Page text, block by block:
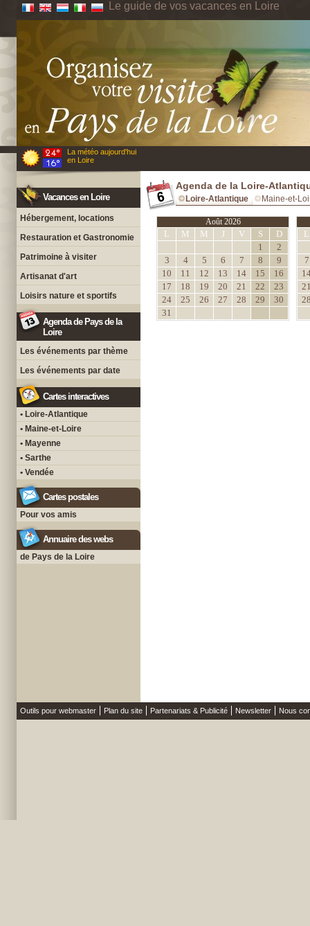
Le guide de vos vacances en Loire
La météo aujourd'hui
en Loire
Vacances en Loire
Hébergement, locations
Restauration et Gastronomie
Patrimoine à visiter
Artisanat d'art
Loisirs nature et sportifs
Agenda de Pays de la
Loire
Les événements par thème
Les événements par date
Cartes interactives
• Loire-Atlantique
• Maine-et-Loire
• Mayenne
• Sarthe
• Vendée
Cartes postales
Pour vos amis
Annuaire des webs
de Pays de la Loire
Agenda de la Loire-
Loire-Atlantique Maine-et-
Août 2026
L M M J V S
D
1
2
3
4 5 6 7 8
9
10
11 12 13 14 15
16
17
18 19 20 21 22
23
24
25 26 27 28 29
30
31
L
7
Outils pour webmaster Plan du site Partenariats & Publicité Newsletter Nous